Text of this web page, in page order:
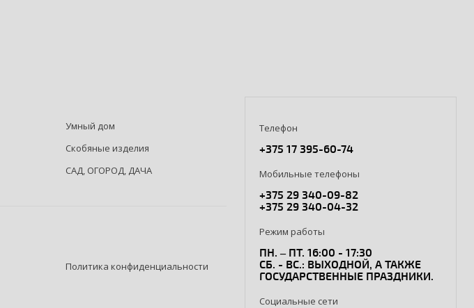
Умный дом
Скобяные изделия
САД, ОГОРОД, ДАЧА
Политика конфиденциальности
Телефон
+375 17 395-60-74
Мобильные телефоны
+375 29 340-09-82
+375 29 340-04-32
Режим работы
ПН. – ПТ. 16:00 - 17:30
СБ. - ВС.: ВЫХОДНОЙ, А ТАКЖЕ
ГОСУДАРСТВЕННЫЕ ПРАЗДНИКИ.
Социальные сети